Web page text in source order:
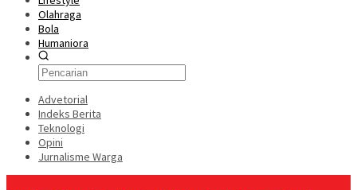
Olahraga
Bola
Humaniora
Advetorial
Indeks Berita
Teknologi
Opini
Jurnalisme Warga